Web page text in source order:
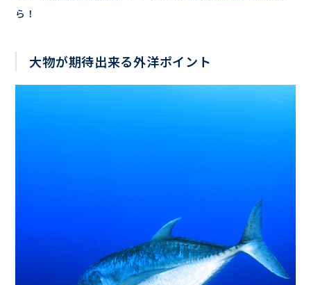
ら！
大物が期待出来る外洋ポイント